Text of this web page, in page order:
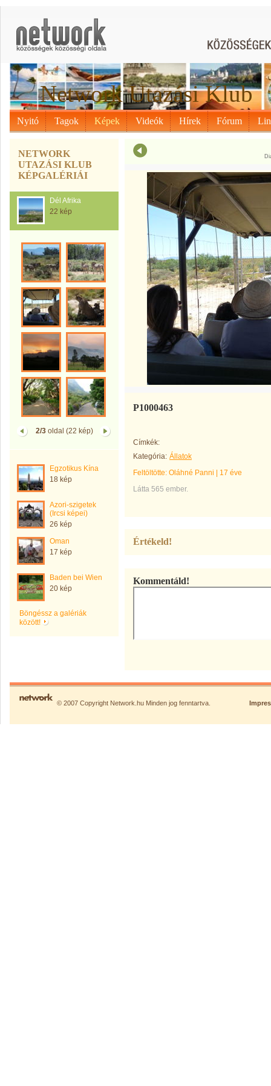
Network Utazási Klub
Nyitó Tagok Képek Videók Hírek Fórum
NETWORK
UTAZÁSI KLUB
KÉPGALÉRIÁI
Dél Afrika
22 kép
2/3oldal (22 kép)
Egzotikus Kína
18 kép
Azori-szigetek
(Ircsi képei)
26 kép
Oman
17 kép
Baden bei Wien
20 kép
Böngéssz a galériák
között!
P1000463
Címkék:
Kategória: Állatok
Feltöltötte: Oláhné Panni
17 éve
Látta 565 ember.
Értékeld!
Kommentáld!
© 2007 Copyright Network.hu Minden jog fenntartva.